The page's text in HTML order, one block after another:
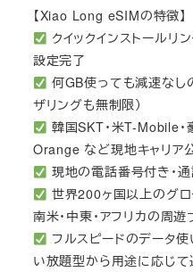
【Xiao Long eSIMの特徴】
クイックインストール
設定完了
何GB使っても減速なし
ザリングも無制限）
韓国SKT・米T-Mobile・
Orange など現地キャリア
現地の電話番号付き・
世界200ヶ国以上のグロ
南米・中東・アフリカの周遊
フルスピードのデータ
い放題型から用途に応じて